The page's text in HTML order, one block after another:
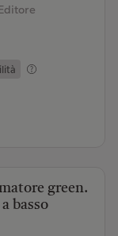
green.
basso